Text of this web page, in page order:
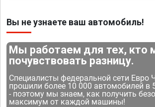
Вы не узнаете ваш автомобиль!
Мы работаем для тех, кто
почувствовать разницу.
Специалисты федеральной сети Евро
прошили более 10 000 автомобилей в
- поэтому мы знаем, как получить
максимум от каждой машины!